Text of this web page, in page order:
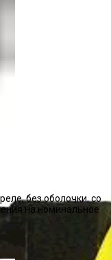
без оболочки, со
на номинальное